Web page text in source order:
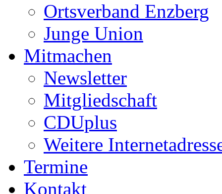
Ortsverband Enzberg
Junge Union
Mitmachen
Newsletter
Mitgliedschaft
CDUplus
Weitere
Termine
Kontakt